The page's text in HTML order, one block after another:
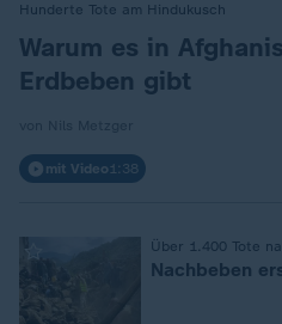
Hunderte Tote am Hindukusch
:
Warum es in
Erdbeben gibt
mit Video 1:38
Über 1.400 Tote
: Nachbeben